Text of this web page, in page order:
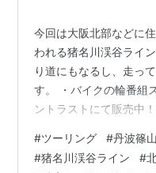
今回は大阪北部などに
われる猪名川渓谷ライ
り道にもなるし、走っ
す。 ・バイクの輪番組
ントラストにて販売中
です。 kitchen-
いて Paypayフリマで
#ツーリング #丹波篠
#猪名川渓谷ライン #